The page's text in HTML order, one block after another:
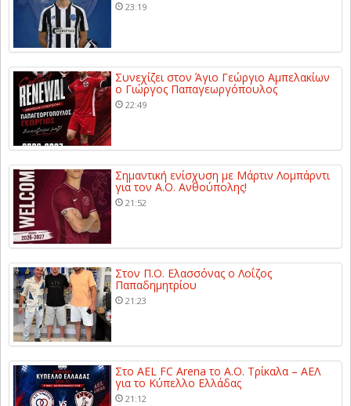
23:19
Συνεχίζει στον Άγιο Γεώργιο Αμπελακίων
ο Γιώργος Παπαγεωργόπουλος
22:49
Σημαντική ενίσχυση με Μάρτιν Λομπάρντι
για τον Α.Ο. Ανθούπολης!
21:52
Στον Π.Ο. Ελασσόνας ο Λοΐζος
Παπαδημητρίου
21:23
Στο AEL FC Arena το Α.Ο. Τρίκαλα – ΑΕΛ
για το Κύπελλο Ελλάδας
21:12